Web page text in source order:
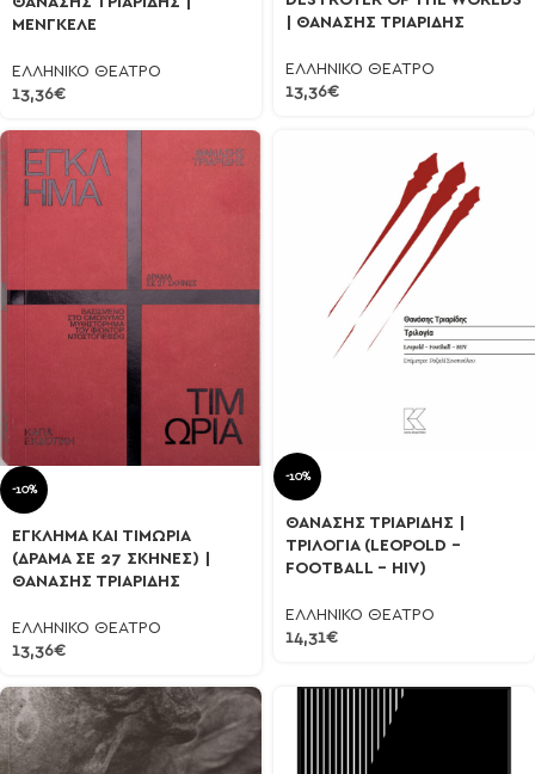
ΜΕΝΓΚΕΛΕ
ΕΛΛΗΝΙΚΟ ΘΕΑΤΡΟ
13,36€
| ΘΑΝΑΣΗΣ ΤΡΙΑΡΙΔΗΣ
ΕΛΛΗΝΙΚΟ ΘΕΑΤΡΟ
13,36€
-10%
ΕΓΚΛΗΜΑ ΚΑΙ ΤΙΜΩΡΙΑ
(ΔΡΑΜΑ ΣΕ 27 ΣΚΗΝΕΣ) |
ΘΑΝΑΣΗΣ ΤΡΙΑΡΙΔΗΣ
ΕΛΛΗΝΙΚΟ ΘΕΑΤΡΟ
13,36€
-10%
ΘΑΝΑΣΗΣ ΤΡΙΑΡΙΔΗΣ |
ΤΡΙΛΟΓΙΑ (LEOPOLD –
FOOTBALL – HIV)
ΕΛΛΗΝΙΚΟ ΘΕΑΤΡΟ
14,31€